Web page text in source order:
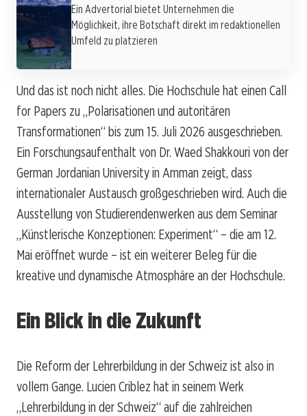
Ein Advertorial bietet Unternehmen die
Möglichkeit, ihre Botschaft direkt im redaktionellen
Umfeld zu platzieren
Und das ist noch nicht alles. Die Hochschule hat einen Call
for Papers zu „Polarisationen und autoritären
Transformationen“ bis zum 15. Juli 2026 ausgeschrieben.
Ein Forschungsaufenthalt von Dr. Waed Shakkouri von der
German Jordanian University in Amman zeigt, dass
internationaler Austausch großgeschrieben wird. Auch die
Ausstellung von Studierendenwerken aus dem Seminar
„Künstlerische Konzeptionen: Experiment“ – die am 12.
Mai eröffnet wurde – ist ein weiterer Beleg für die
kreative und dynamische Atmosphäre an der Hochschule.
Ein Blick in die Zukunft
Die Reform der Lehrerbildung in der Schweiz ist also in
vollem Gange. Lucien Criblez hat in seinem Werk
„Lehrerbildung in der Schweiz“ auf die zahlreichen